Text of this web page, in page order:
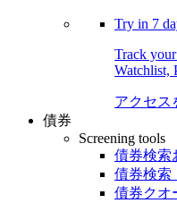
Try in 7
Track
Watchlist,
アクセス
債券
Screening tools
債券検索
債券検索
債券クオ